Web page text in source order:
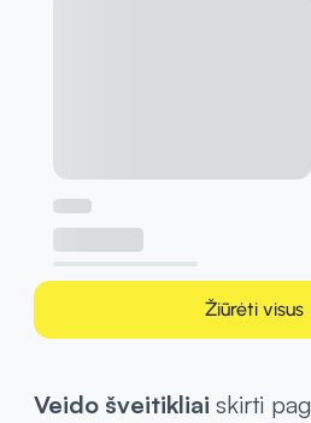
Žiūrėti visus
Veido šveitikliai skirti